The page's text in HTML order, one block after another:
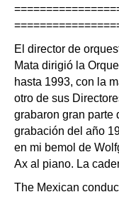
El director de
Mata dirigió la
hasta 1993, con la
otro de sus
grabaron gran parte
grabación del año
en mi bemol de
Ax al piano. La
The Mexican